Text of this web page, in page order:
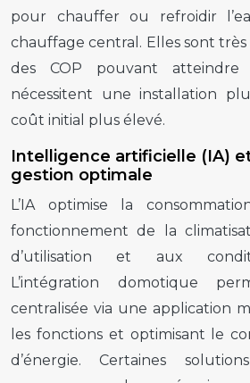
pour chauffer ou refroidir
chauffage central. Elles sont
des COP pouvant
nécessitent une installation
coût initial plus élevé.
Intelligence artificielle (IA)
gestion optimale
L’IA optimise la
fonctionnement de la
d’utilisation et aux
L’intégration domotique
centralisée via une application
les fonctions et optimisant le
d’énergie. Certaines